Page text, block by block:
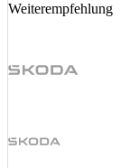
Weiterempfehlung